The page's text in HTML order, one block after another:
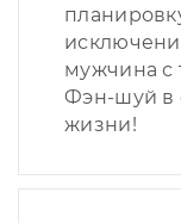
мужчина с
Фэн-шуй в
жизни!